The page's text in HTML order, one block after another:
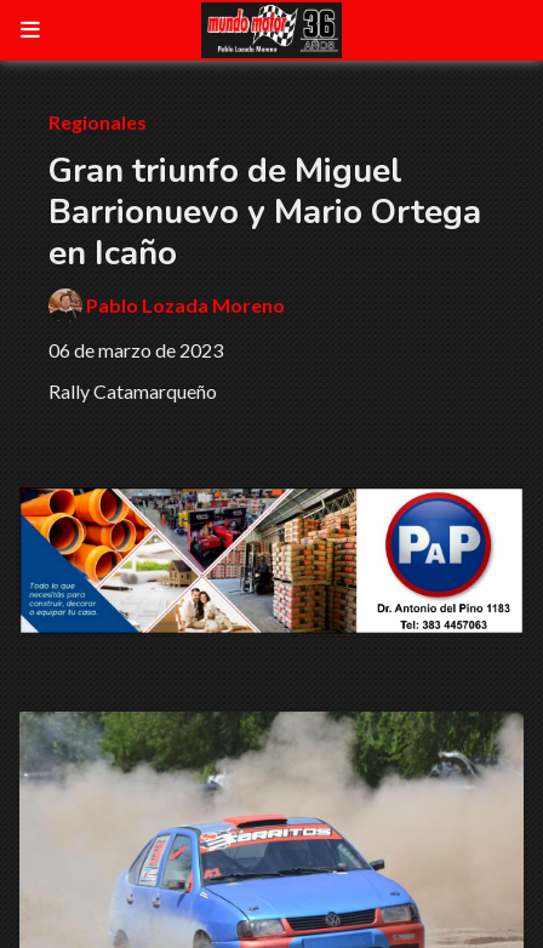
Gran triunfo de Miguel
Barrionuevo y Mario Ortega
en Icaño
Rally Catamarqueño
Regionales
06 de marzo de 2023
Pablo Lozada Moreno